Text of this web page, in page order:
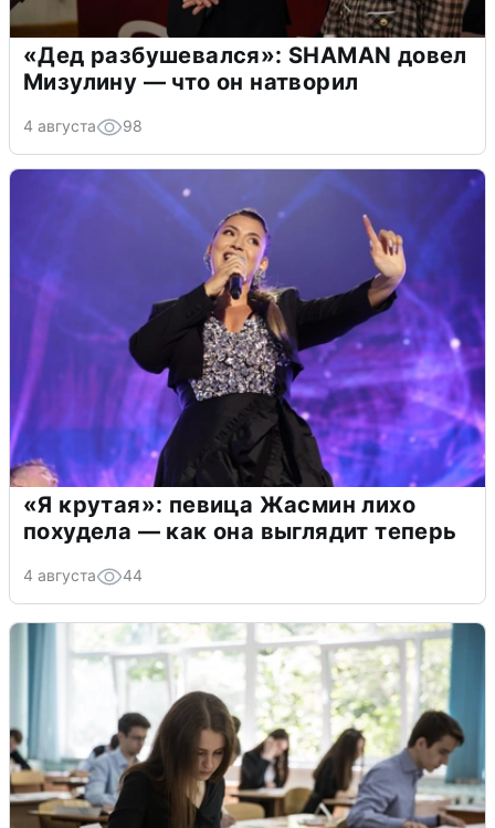
«Дед разбушевался»: SHAMAN довел
Мизулину — что он натворил
4 августа 98
«Я крутая»: певица Жасмин лихо
похудела — как она выглядит теперь
4 августа 44